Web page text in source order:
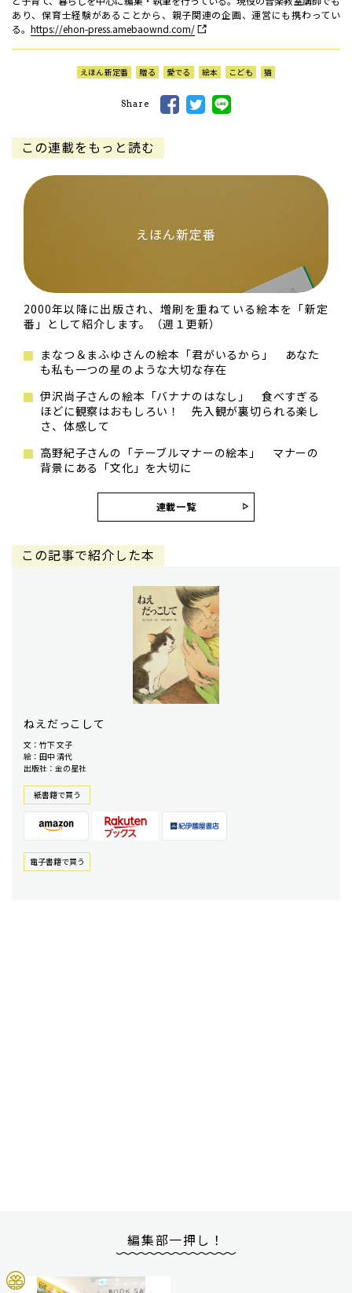
あり、保育士経験があることから、親子関連の企画、運営にも携わってい
る。 https://ehon-press.amebaownd.com/
えほん新定番 贈る 愛でる 絵本 こども 猫
Share
この連載をもっと読む
えほん新定番
2000年以降に出版され、増刷を重ねている絵本を「新定
番」として紹介します。（週１更新）
まなつ＆まふゆさんの絵本「君がいるから」 あなた
も私も一つの星のような大切な存在
伊沢尚子さんの絵本「バナナのはなし」 食べすぎる
ほどに観察はおもしろい！ 先入観が裏切られる楽し
さ、体感して
高野紀子さんの「テーブルマナーの絵本」 マナーの
背景にある「文化」を大切に
連載一覧
この記事で紹介した本
ねえだっこして
文：竹下 文子
絵：田中 清代
出版社：金の星社
紙書籍で買う
電⼦書籍で買う
編集部一押し！